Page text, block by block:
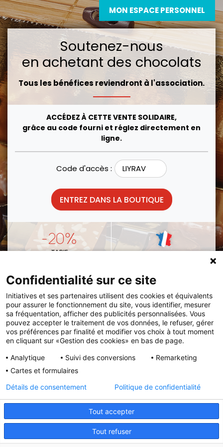
MON ESPACE PERSONNEL
Soutenez-nous
en achetant des chocolats
Tous les bénéfices reviendront à l'association.
ACCÉDEZ À CETTE VENTE SOLIDAIRE,
grâce au code fourni et réglez directement en
ligne.
Code d'accès :
ENTREZ DANS LA BOUTIQUE
-20%
TARIF FABRICATION
VOUS PRÉFÉREZ COMMANDER VIA LE CATALOGUE
Remettez votrebon de commandeet votre
règlement à l'association ou à l'enseignant de votre
enfant.
Initiatives est le spécialiste français des solutions de
collecte de fonds pour les établissements scolaires et
Confidentialité sur ce site
Initiatives et ses partenaires utilisent des cookies et équivalents
pour assurer le fonctionnement du site, vous identifier, mesurer
sa fréquentation, afficher des publicités personnalisées. Vous
pouvez accepter le traitement de vos données, le refuser, gérer
vos préférences par finalité et modifier vos choix à tout moment
en cliquant sur «Gestion des cookies» en bas de page.
Analytique
Suivi des conversions
Remarketing
Cartes et formulaires
Tout accepter
Tout refuser
Détails de consentement Politique de confidentialité